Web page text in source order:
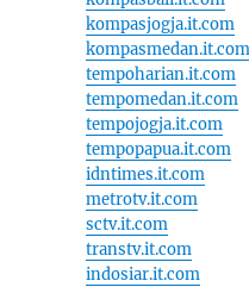
kompasjogja.it.com
kompasmedan.it.com
tempoharian.it.com
tempomedan.it.com
tempojogja.it.com
tempopapua.it.com
idntimes.it.com
metrotv.it.com
sctv.it.com
transtv.it.com
indosiar.it.com